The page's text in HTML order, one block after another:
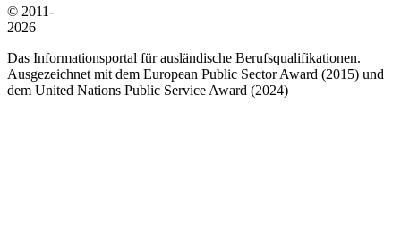
© 2011-
2026
Das Informationsportal für ausländische Berufsqualifikationen.
Ausgezeichnet mit dem European Public Sector Award (2015) und
dem United Nations Public Service Award (2024)